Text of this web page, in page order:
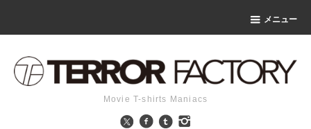
メニュー
Movie T-shirts Maniacs